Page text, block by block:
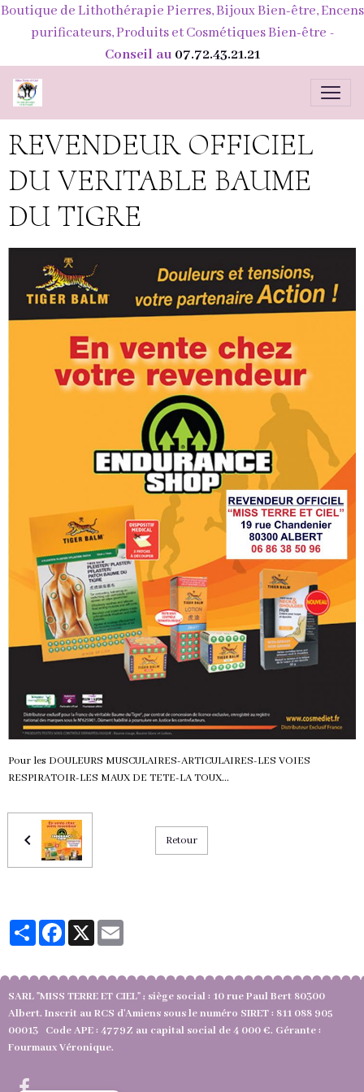
Boutique de Lithothérapie Pierres, Bijoux Bien-être, Encens
purificateurs, Produits et Cosmétiques Bien-être -
Conseil au 07.72.43.21.21
REVENDEUR OFFICIEL
DU VERITABLE BAUME
DU TIGRE
Pour les DOULEURS MUSCULAIRES-ARTICULAIRES-LES VOIES
RESPIRATOIR-LES MAUX DE TETE-LA TOUX...
Retour
PartagerFacebook
X
SARL "MISS TERRE ET CIEL" ; siège social : 10 rue Paul Bert 80300
Albert. Inscrit au RCS d'Amiens sous le numéro SIRET : 811 088 905
00013 Code APE : 4779Z au capital social de 4 000 €. Gérante :
Fourmaux Véronique.